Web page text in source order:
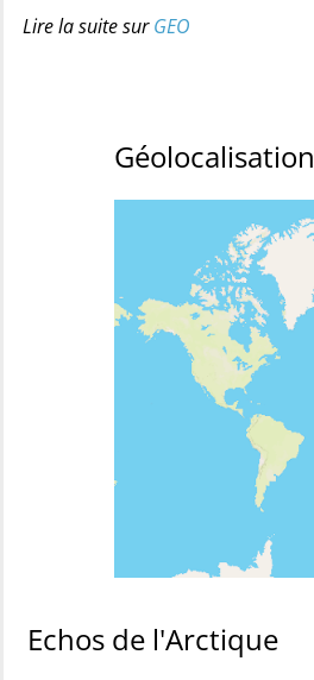
Lire la suite surGEO
Géolocalisation
Echos de l'Arctique